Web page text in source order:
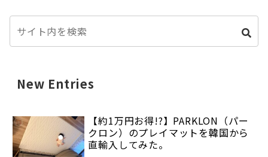
New Entries
【約1万円お得!?】PARKLON（パー
クロン）のプレイマットを韓国から
直輸入してみた。